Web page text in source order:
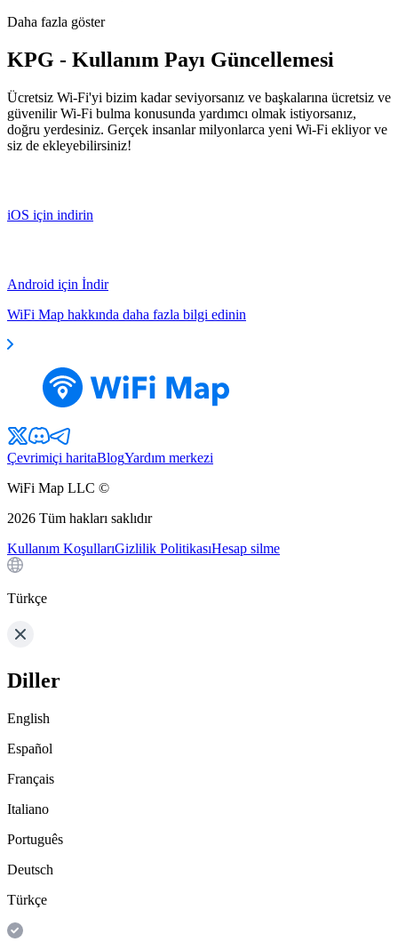
Daha fazla göster
KPG - Kullanım Payı Güncellemesi
Ücretsiz Wi-Fi'yi bizim kadar seviyorsanız ve başkalarına ücretsiz ve
güvenilir Wi-Fi bulma konusunda yardımcı olmak istiyorsanız,
doğru yerdesiniz. Gerçek insanlar milyonlarca yeni Wi-Fi ekliyor ve
siz de ekleyebilirsiniz!
iOS için indirin
Android için İndir
WiFi Map hakkında daha fazla bilgi edinin
Çevrimiçi haritaBlogYardım merkezi
WiFi Map LLC ©
2026 Tüm hakları saklıdır
Kullanım KoşullarıGizlilik PolitikasıHesap silme
Türkçe
Diller
English
Español
Français
Italiano
Português
Deutsch
Türkçe